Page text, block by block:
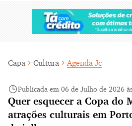
Capa Cultura Agenda Jc
Publicada em 06 de Julho de 2026
Quer esquecer a Copa do
atrações culturais em